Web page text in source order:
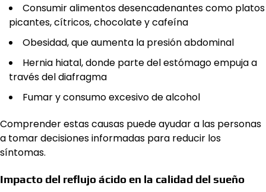
Consumir alimentos desencadenantes como platos
picantes, cítricos, chocolate y cafeína
Obesidad, que aumenta la presión abdominal
Hernia hiatal, donde parte del estómago empuja a
través del diafragma
Fumar y consumo excesivo de alcohol
Comprender estas causas puede ayudar a las personas
a tomar decisiones informadas para reducir los
síntomas.
Impacto del reflujo ácido en la calidad del sueño